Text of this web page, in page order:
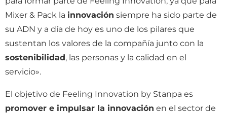
Mixer & Pack la innovación siempre ha sido parte de
su ADN y a día de hoy es uno de los pilares que
sustentan los valores de la compañía junto con la
sostenibilidad, las personas y la calidad en el
servicio».
El objetivo de Feeling Innovation by Stanpa es
promover e impulsar la innovación en el sector de